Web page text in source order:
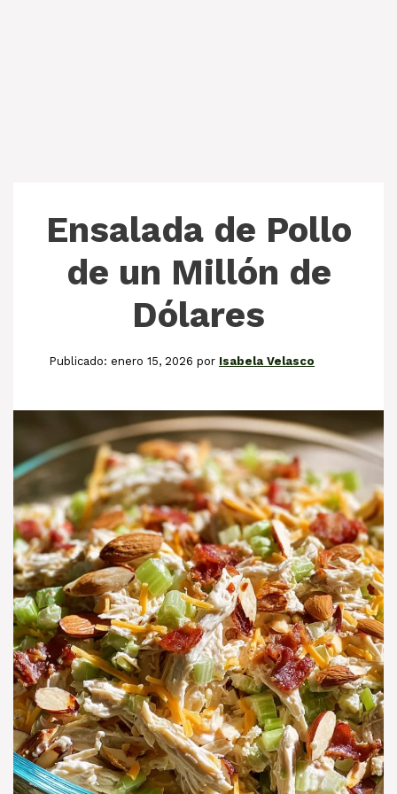
Ensalada de Pollo
de un Millón de
Dólares
enero 15, 2026 por Isabela Velasco